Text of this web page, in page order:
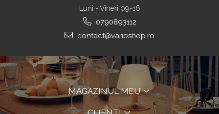
Luni - Vineri 09-16
0790893112
contact@varioshop.ro
MAGAZINUL MEU